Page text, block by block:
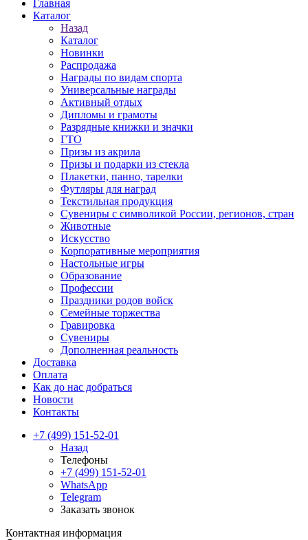
Главная
Каталог
Назад
Каталог
Новинки
Распродажа
Награды по видам спорта
Универсальные награды
Активный отдых
Дипломы и грамоты
Разрядные книжки и значки
ГТО
Призы из акрила
Призы и подарки из стекла
Плакетки, панно, тарелки
Футляры для наград
Текстильная продукция
Сувениры с символикой России, регионов, стран
Животные
Искусство
Корпоративные мероприятия
Настольные игры
Образование
Профессии
Праздники родов войск
Семейные торжества
Гравировка
Сувениры
Дополненная реальность
Доставка
Оплата
Как до нас добраться
Новости
Контакты
+7 (499) 151-52-01
Назад
Телефоны
+7 (499) 151-52-01
WhatsApp
Telegram
Заказать звонок
Контактная информация